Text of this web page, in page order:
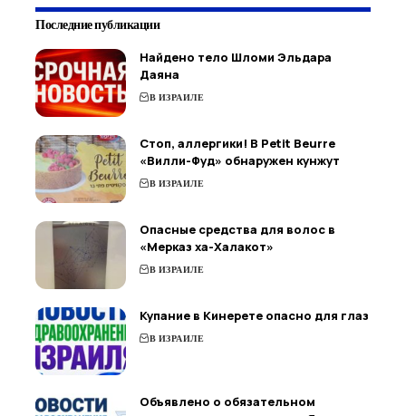
Последние публикации
Найдено тело Шломи Эльдара
Даяна
В ИЗРАИЛЕ
Стоп, аллергики! В Petit Beurre
«Вилли-Фуд» обнаружен кунжут
В ИЗРАИЛЕ
Опасные средства для волос в
«Мерказ ха-Халакот»
В ИЗРАИЛЕ
Купание в Кинерете опасно для глаз
В ИЗРАИЛЕ
Объявлено о обязательном